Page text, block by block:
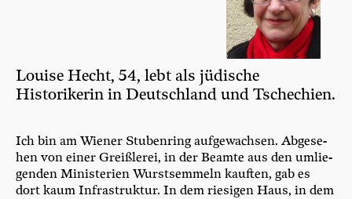
Louise Hecht, 54, lebt als jüdische
Historikerin in Deutschland und Tschechien.
Ich bin am Wie­ner Stu­ben­ring auf­ge­wach­sen. Abge­se­
hen von einer Greiß­le­rei, in der Beam­te aus den umlie­
gen­den Minis­te­ri­en Wurst­sem­meln kauf­ten, gab es
dort kaum Infra­struk­tur. In dem rie­si­gen Haus, in dem